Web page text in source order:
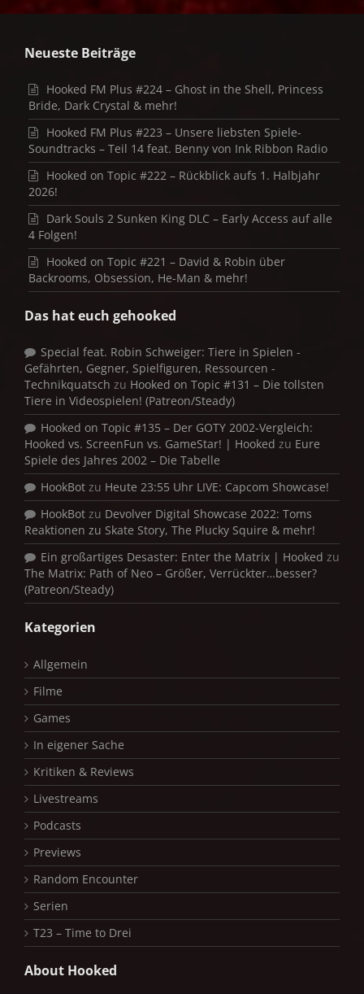
Neueste Beiträge
Hooked FM Plus #224 – Ghost in the Shell, Princess
Bride, Dark Crystal & mehr!
Hooked FM Plus #223 – Unsere liebsten Spiele-
Soundtracks – Teil 14 feat. Benny von Ink Ribbon Radio
Hooked on Topic #222 – Rückblick aufs 1. Halbjahr
2026!
Dark Souls 2 Sunken King DLC – Early Access auf alle
4 Folgen!
Hooked on Topic #221 – David & Robin über
Backrooms, Obsession, He-Man & mehr!
Das hat euch gehooked
Special feat. Robin Schweiger: Tiere in Spielen -
Gefährten, Gegner, Spielfiguren, Ressourcen -
Technikquatsch zu Hooked on Topic #131 – Die tollsten
Tiere in Videospielen! (Patreon/Steady)
Hooked on Topic #135 – Der GOTY 2002-Vergleich:
Hooked vs. ScreenFun vs. GameStar! | Hooked zu Eure
Spiele des Jahres 2002 – Die Tabelle
HookBot zu Heute 23:55 Uhr LIVE: Capcom Showcase!
HookBot zu Devolver Digital Showcase 2022: Toms
Reaktionen zu Skate Story, The Plucky Squire & mehr!
Ein großartiges Desaster: Enter the Matrix | Hooked zu
The Matrix: Path of Neo – Größer, Verrückter…besser?
(Patreon/Steady)
Kategorien
Allgemein
Filme
Games
In eigener Sache
Kritiken & Reviews
Livestreams
Podcasts
Previews
Random Encounter
Serien
T23 – Time to Drei
About Hooked